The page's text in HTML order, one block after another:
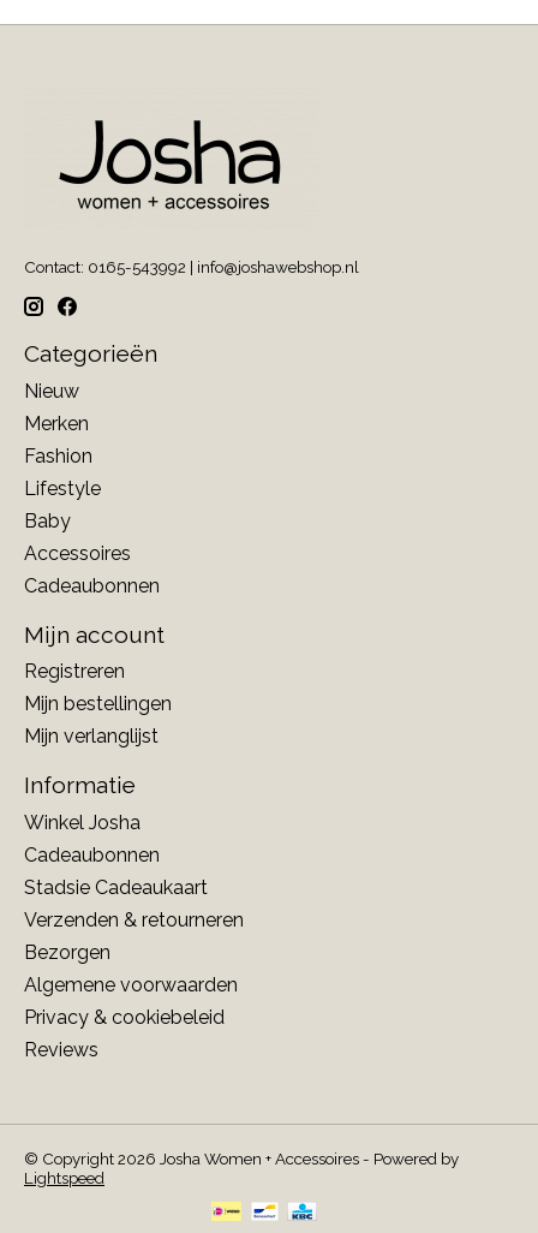
Contact: 0165-543992 | info@joshawebshop.nl
Categorieën
Nieuw
Merken
Fashion
Lifestyle
Baby
Accessoires
Cadeaubonnen
Mijn account
Registreren
Mijn bestellingen
Mijn verlanglijst
Informatie
Winkel Josha
Cadeaubonnen
Stadsie Cadeaukaart
Verzenden & retourneren
Bezorgen
Algemene voorwaarden
Privacy & cookiebeleid
Reviews
© Copyright 2026 Josha Women + Accessoires - Powered by
Lightspeed